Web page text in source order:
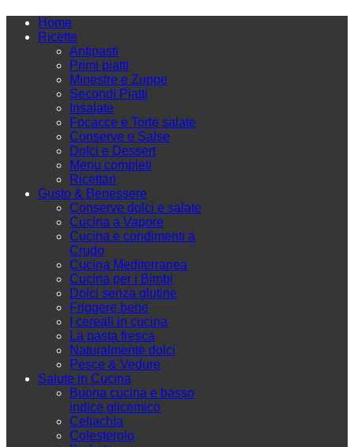
Home
Ricette
Antipasti
Primi piatti
Minestre e Zuppe
Secondi Piatti
Insalate
Focacce e Torte salate
Conserve e Salse
Dolci e Dessert
Menu completi
Ricettari
Gusto & Benessere
Conserve dolci e salate
Cucina a Vapore
Cucina e condimenti a
Crudo
Cucina Mediterranea
Cucina per i Bimbi
Dolci senza glutine
Friggere bene
I cereali in cucina
La pasta fresca
Naturalmente dolci
Pesce & Vedure
Salute in Cucina
Buona cucina e basso
indice glicemico
Celiachia
Colesterolo